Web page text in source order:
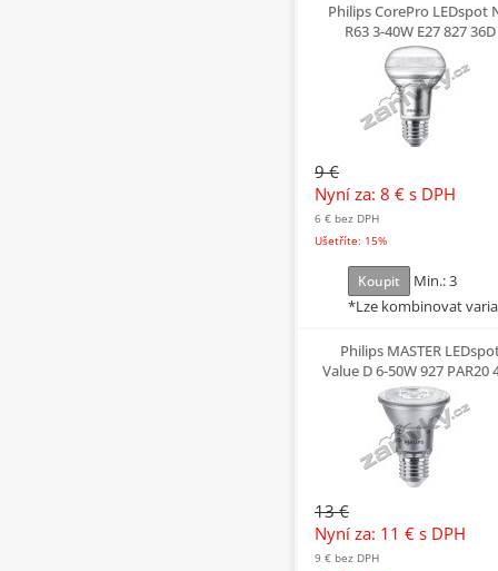
Philips CorePro LEDspot
R63 3-40W E27 827 36D
9 €
Nyní za: 8 € s DPH
6 € bez DPH
Ušetříte: 15%
Koupit
Min.: 3
*Lze kombinovat
Philips MASTER
Value D 6-50W 927 PAR20
13 €
Nyní za: 11 € s DPH
9 € bez DPH